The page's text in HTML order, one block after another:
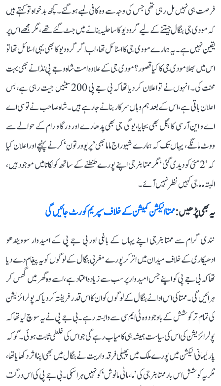
فرصت ہی نہیں مل رہی تھی جس کی وجہ سے وہ کافی لمبے ہوگئے۔ کچھ بدخواہ تو کہتے ہیں
کہ مودی جی بنگال جیتنے کے لیے گرودیو کا سا حلیہ بنانے میں جٹ گئے تھے، مگر مجھے اس پر
یقین نہیں ہے۔ یہ ہمارے مودی جی کا اسٹائل تھا، اب اگر گرودیو کا بھی یہی اسٹائل تھا تو
اس میں بھلا مودی جی کا کیا قصور؟ مودی جی کے علاوہ امت شاہ و جے پی نڈا نے بھی بہت
محنت کی۔ انہوں نے تو اعلان کر دیا تھا کہ بی جے پی 200 سیٹیں جیت رہی ہے، بس
اعلان باقی ہے، اس کے بعد ہم وہاں سرکار بنانے جا رہے ہیں۔ شاہ صاحب نے تو سی اے
اے و این آرسی کا بگل بھی بجایا، یوگی جی بھی پدھارے اور درگا و رام کے حوالے سے
ووٹ مانگے، یہاں تک کہ ہمارے شیوراج ماما بھی ’پریوورتون‘ کرنے پہنچے اور اعلان کیا
کہ’2 مئی کو دیدی گئی ‘مگر ممتا بنرجی اپنے پورے طنطنے کے ساتھ کولکاتا میں موجود ہیں،
البتہ ماماجی کہیں نظر نہیں آئے۔
یہ بھی پڑھیں :ممتا الیکشن کمیشن کے خلاف سپریم کورٹ جائیں گی
نندی گرام سے ممتا بنرجی اپنے یہاں کے باغی اور بی جے پی کے امیدوار سوویندھو
ادھیکاری کے خلاف میدان میں اترکر پورے مغربی بنگال کے لوگوں کو یہ پیغام دے دیا
تھا کہ بی جے پی کو اپنے جس امیدوار پر سب سے زیادہ اعتماد ہے، اسے وہ گھر میں گھس کر
ہرائیں گی۔ ممتا کی اس ادا نے بنگال کے لوگوں کو ان کا اس قدر فریفتہ کر دیا کہ پولرائزیشن
کی تمام تر کوشش کے باوجود وہ ٹی ایم سی سے وابستہ رہے۔ بی جے پی نے یہ سوچ لیا تھا کہ
پولرائزیشن کی اس کی سیاست ہمیشہ ہی کامیاب رہے گی جو اس کی غلطی ثابت ہوئی۔ گوکہ
پارلیمانی الیکشن میں پورے ملک میں پھیلی فرقہ واریت نے بنگال میں بھی اپنا اثر دکھایا تھا،
مگر یہ کوشش اس بار ممتا بنرجی کی ’ما، ماٹی مانوش‘ کو نہیں ہرا سکی۔ بی جے پی کی اس درگت